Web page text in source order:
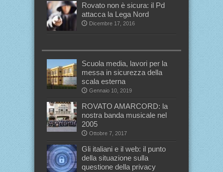
Rovato non è sicura: il Pd
attacca la Lega Nord
Dicembre 17, 2016
Scuola media, lavori per la
messa in sicurezza della
scala esterna
Gennaio 10, 2019
ROVATO AMARCORD: la
nostra banda musicale nel
2005
Ottobre 7, 2017
Gli italiani e il web: il punto
della situazione sulla
questione della privacy